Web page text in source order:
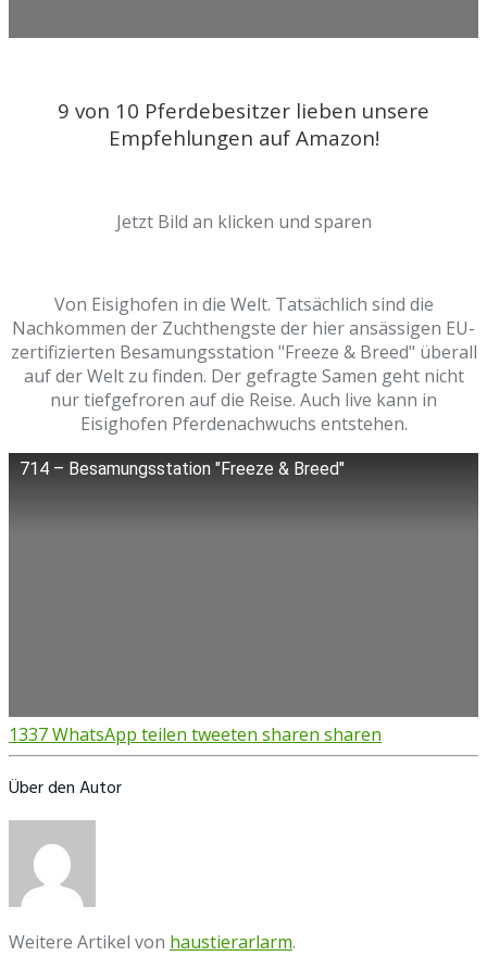
9 von 10 Pferdebesitzer lieben unsere
Empfehlungen auf Amazon!
Jetzt Bild an klicken und sparen
Von Eisighofen in die Welt. Tatsächlich sind die
Nachkommen der Zuchthengste der hier ansässigen EU-
zertifizierten Besamungsstation "Freeze & Breed" überall
auf der Welt zu finden. Der gefragte Samen geht nicht
nur tiefgefroren auf die Reise. Auch live kann in
Eisighofen Pferdenachwuchs entstehen.
714 – Besamungsstation "Freeze & Breed"
1337WhatsApp teilen tweeten sharen sharen
Über den Autor
Weitere Artikel von haustierarlarm.